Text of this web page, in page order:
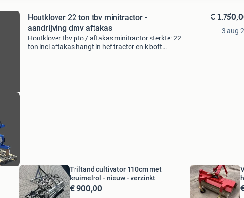
Houtklover 22 ton tbv minitractor -
aandrijving dmv aftakas
Houtklover tbv pto / aftakas minitractor sterkte: 22
ton incl aftakas hangt in hef tractor en klooft
€
3 aug
Triltand cultivator 110cm met
kruimelrol - nieuw - verzinkt
€ 900,00